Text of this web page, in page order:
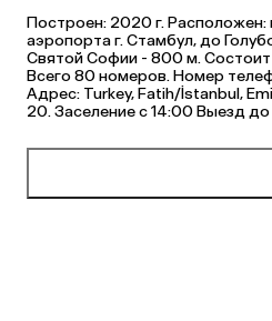
Построен: 2020 г. Расположен:
аэропорта г. Стамбул, до
Святой Софии - 800 м. Состоит
Всего 80 номеров. Номер
Адрес: Turkey, Fatih/İstanbul,
20. Заселение с 14:00 Выезд до